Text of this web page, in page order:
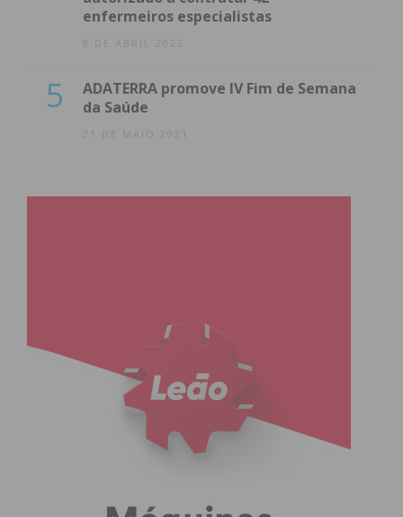
enfermeiros especialistas
8 DE ABRIL 2022
5
ADATERRA promove IV Fim de Semana
da Saúde
21 DE MAIO 2021